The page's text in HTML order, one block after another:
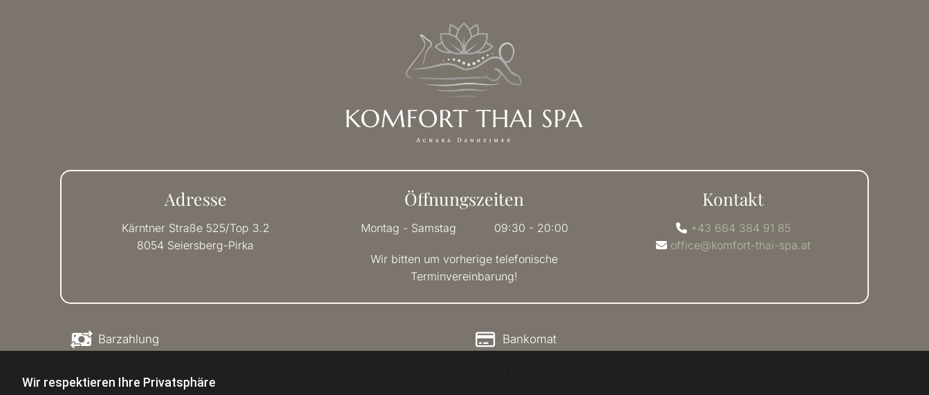
Wir respektieren Ihre Privatsphäre
Adresse
Kärntner Straße 525/Top 3.2
8054 Seiersberg-Pirka
Öffnungszeiten
Montag - Samstag 09:30 - 20:00
Wir bitten um vorherige telefonische
Terminvereinbarung!
Kontakt
 +43 664 384 91 85
 office@komfort-thai-spa.at
Barzahlung Bankomat